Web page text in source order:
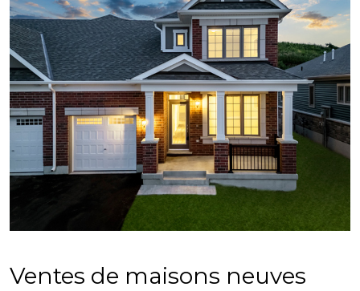
Ventes de maisons neuves